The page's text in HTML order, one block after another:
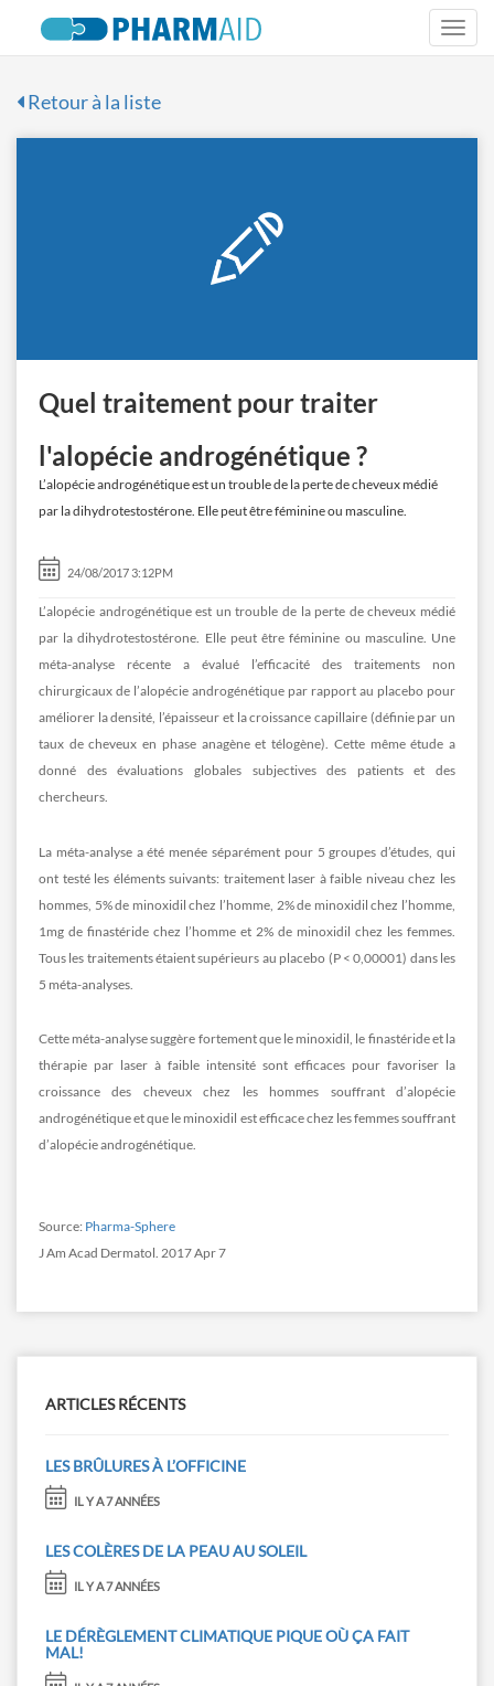
Retour à la liste
Quel traitement pour traiter
l'alopécie androgénétique ?
L’alopécie androgénétique est un trouble de la perte de cheveux médié
par la dihydrotestostérone. Elle peut être féminine ou masculine.
24/08/2017 3:12PM
L’alopécie androgénétique est un trouble de la perte de cheveux médié
par la dihydrotestostérone. Elle peut être féminine ou masculine. Une
méta-analyse récente a évalué l’efficacité des traitements non
chirurgicaux de l’alopécie androgénétique par rapport au placebo pour
améliorer la densité, l’épaisseur et la croissance capillaire (définie par un
taux de cheveux en phase anagène et télogène). Cette même étude a
donné des évaluations globales subjectives des patients et des
chercheurs.
La méta-analyse a été menée séparément pour 5 groupes d’études, qui
ont testé les éléments suivants: traitement laser à faible niveau chez les
hommes, 5% de minoxidil chez l’homme, 2% de minoxidil chez l’homme,
1mg de finastéride chez l’homme et 2% de minoxidil chez les femmes.
Tous les traitements étaient supérieurs au placebo (P < 0,00001) dans les
5 méta-analyses.
Cette méta-analyse suggère fortement que le minoxidil, le finastéride et la
thérapie par laser à faible intensité sont efficaces pour favoriser la
croissance des cheveux chez les hommes souffrant d’alopécie
androgénétique et que le minoxidil est efficace chez les femmes souffrant
d’alopécie androgénétique.
Source: Pharma-Sphere
J Am Acad Dermatol. 2017 Apr 7
ARTICLES RÉCENTS
LES BRÛLURES À L’OFFICINE
IL Y A 7 ANNÉES
LES COLÈRES DE LA PEAU AU SOLEIL
IL Y A 7 ANNÉES
LE DÉRÈGLEMENT CLIMATIQUE PIQUE OÙ ÇA FAIT
MAL!